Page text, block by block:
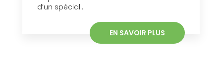
d’un spécial...
EN SAVOIR PLUS